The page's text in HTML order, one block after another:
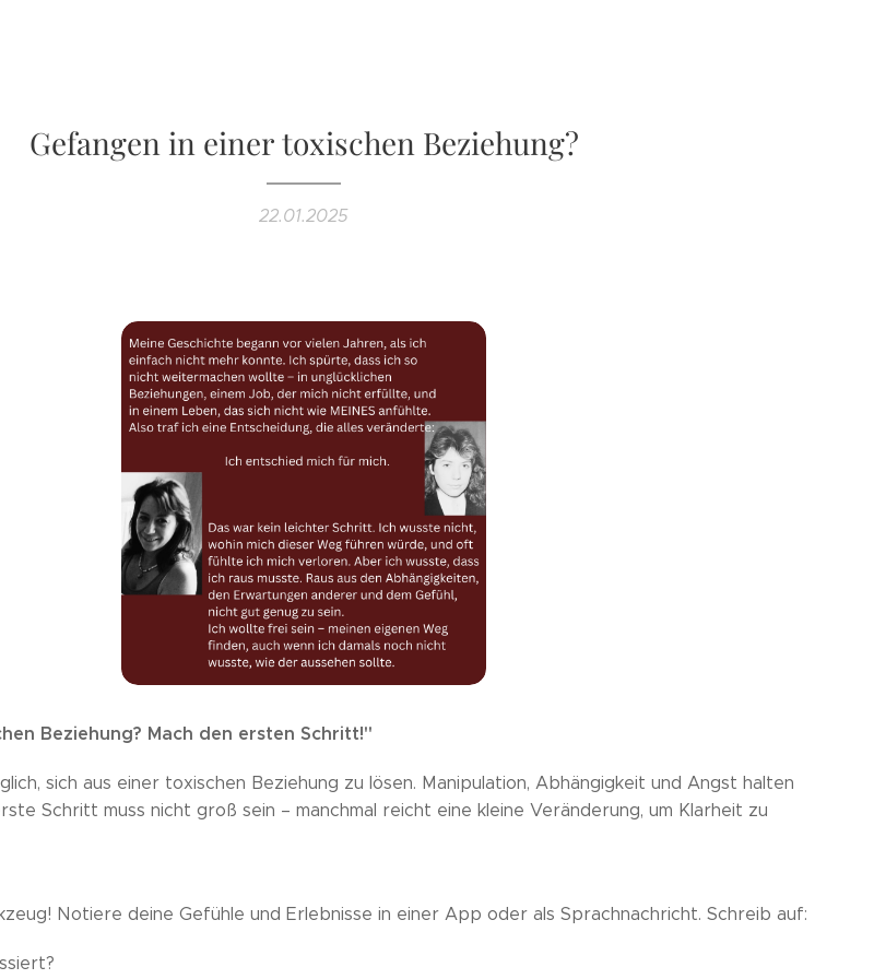
Gefangen in einer toxischen Beziehung?
22.01.2025
Beziehung? Mach den ersten Schritt!"
sich aus einer toxischen Beziehung zu lösen. Manipulation, Abhängigkeit und Angst halten
Schritt muss nicht groß sein – manchmal reicht eine kleine Veränderung, um Klarheit zu
Notiere deine Gefühle und Erlebnisse in einer App oder als Sprachnachricht. Schreib auf: